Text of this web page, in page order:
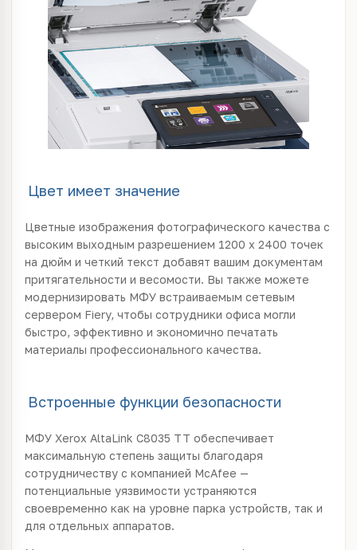
Цвет имеет значение
Цветные изображения фотографического качества с
высоким выходным разрешением 1200 x 2400 точек
на дюйм и четкий текст добавят вашим документам
притягательности и весомости. Вы также можете
модернизировать МФУ встраиваемым сетевым
сервером Fiery, чтобы сотрудники офиса могли
быстро, эффективно и экономично печатать
материалы профессионального качества.
Встроенные функции безопасности
МФУ Xerox AltaLink C8035 TT обеспечивает
максимальную степень защиты благодаря
сотрудничеству с компанией McAfee —
потенциальные уязвимости устраняются
своевременно как на уровне парка устройств, так и
для отдельных аппаратов.